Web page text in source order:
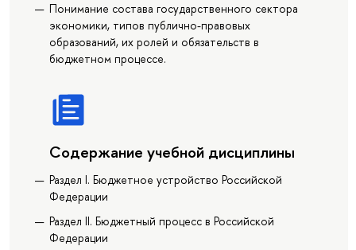
Понимание состава государственного сектора
экономики, типов публично-правовых
образований, их ролей и обязательств в
бюджетном процессе.
Содержание учебной дисциплины
Раздел I. Бюджетное устройство Российской
Федерации
Раздел II. Бюджетный процесс в Российской
Федерации